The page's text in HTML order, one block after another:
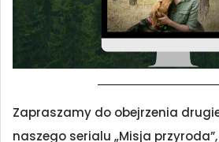
Zapraszamy do obejrzenia
naszego serialu „Misja